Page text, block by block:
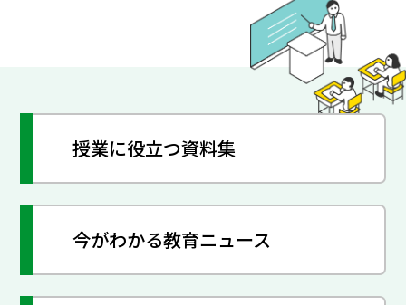
授業に役立つ資料集
今がわかる教育ニュース